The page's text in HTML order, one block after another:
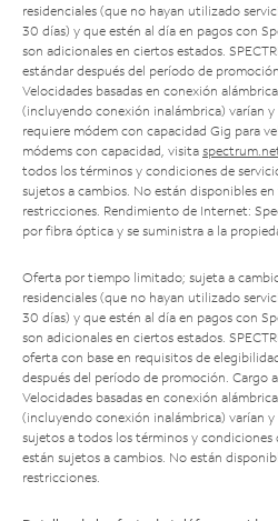
residenciales (que no hayan utilizado
30 días) y que estén al día en pagos con
son adicionales en ciertos estados.
estándar después del período de
Velocidades basadas en conexión
(incluyendo conexión inalámbrica) varían
requiere módem con capacidad Gig para
módems con capacidad, visita
todos los términos y condiciones de
sujetos a cambios. No están disponibles en
restricciones. Rendimiento de Internet:
por fibra óptica y se suministra a la
Oferta por tiempo limitado; sujeta a
residenciales (que no hayan utilizado
30 días) y que estén al día en pagos con
son adicionales en ciertos estados.
oferta con base en requisitos de
después del período de promoción. Cargo
Velocidades basadas en conexión
(incluyendo conexión inalámbrica) varían
sujetos a todos los términos y condiciones
están sujetos a cambios. No están
restricciones.